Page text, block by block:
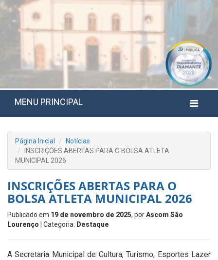
MENU PRINCIPAL
Página Inicial
Notícias
INSCRIÇÕES ABERTAS PARA O BOLSA ATLETA
MUNICIPAL 2026
INSCRIÇÕES ABERTAS PARA O
BOLSA ATLETA MUNICIPAL 2026
Publicado em 19 de novembro de 2025, porAscom São
Lourenço | Categoria: Destaque
A Secretaria Municipal de Cultura, Turismo, Esportes Lazer